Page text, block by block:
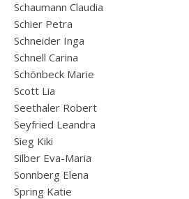
Schaumann Claudia
Schier Petra
Schneider Inga
Schnell Carina
Schönbeck Marie
Scott Lia
Seethaler Robert
Seyfried Leandra
Sieg Kiki
Silber Eva-Maria
Sonnberg Elena
Spring Katie